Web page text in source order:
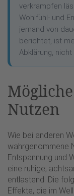
verkrampfen
Wohlfühl- und
jemand von
berichtet, ist
Abklärung,
Nutzen
Wie bei anderen
wahrgenommene
Entspannung und
eine ruhige,
entlastend. Die
Effekte, die im